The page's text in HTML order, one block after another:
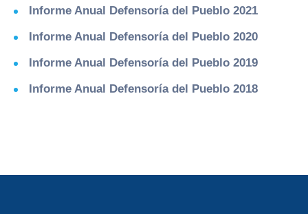
Informe Anual Defensoría del Pueblo 2021
Informe Anual Defensoría del Pueblo 2020
Informe Anual Defensoría del Pueblo 2019
Informe Anual Defensoría del Pueblo 2018